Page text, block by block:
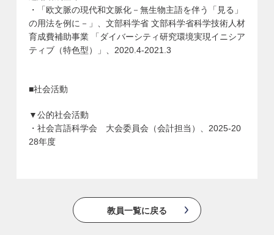
・「欧文脈の現代和文脈化－無生物主語を伴う「見る」
の用法を例に－」、文部科学省 文部科学省科学技術人材
育成費補助事業 「ダイバーシティ研究環境実現イニシア
ティブ（特色型）」、2020.4-2021.3
■社会活動
▼公的社会活動
・社会言語科学会 大会委員会（会計担当）、2025-20
28年度
教員一覧に戻る